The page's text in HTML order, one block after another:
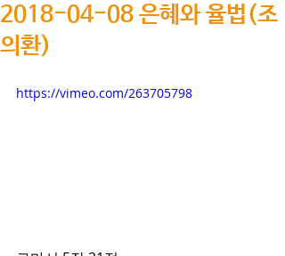
2018-04-08 은혜와 율법(조
의환)
https://vimeo.com/263705798